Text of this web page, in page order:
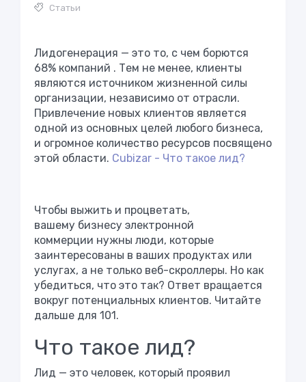
Статьи
Лидогенерация — это то, с чем борются
68% компаний . Тем не менее, клиенты
являются источником жизненной силы
организации, независимо от отрасли.
Привлечение новых клиентов является
одной из основных целей любого бизнеса,
и огромное количество ресурсов посвящено
этой области. Cubizar - Что такое лид?
Чтобы выжить и процветать,
вашему бизнесу электронной
коммерции нужны люди, которые
заинтересованы в ваших продуктах или
услугах, а не только веб-скроллеры. Но как
убедиться, что это так? Ответ вращается
вокруг потенциальных клиентов. Читайте
дальше для 101.
Что такое лид?
Лид — это человек, который проявил